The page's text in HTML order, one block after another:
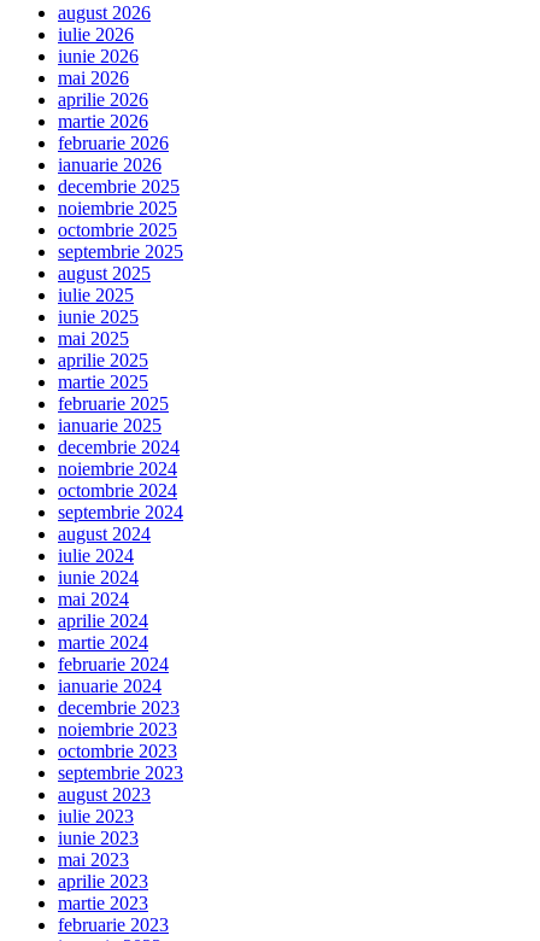
august 2026
iulie 2026
iunie 2026
mai 2026
aprilie 2026
martie 2026
februarie 2026
ianuarie 2026
decembrie 2025
noiembrie 2025
octombrie 2025
septembrie 2025
august 2025
iulie 2025
iunie 2025
mai 2025
aprilie 2025
martie 2025
februarie 2025
ianuarie 2025
decembrie 2024
noiembrie 2024
octombrie 2024
septembrie 2024
august 2024
iulie 2024
iunie 2024
mai 2024
aprilie 2024
martie 2024
februarie 2024
ianuarie 2024
decembrie 2023
noiembrie 2023
octombrie 2023
septembrie 2023
august 2023
iulie 2023
iunie 2023
mai 2023
aprilie 2023
martie 2023
februarie 2023